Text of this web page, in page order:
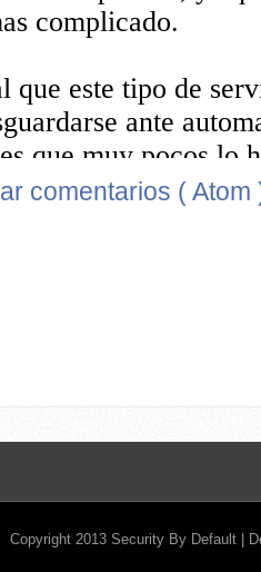
comentarios ( Atom
Copyright 2013 Security By Default |